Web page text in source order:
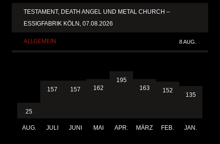
TESTAMENT, DEATH ANGEL UND METAL CHURCH –
ESSIGFABRIK KÖLN, 07.08.2026
ALLGEMEIN 8 AUG.
25
AUG.
157
JULI
157
JUNI
162
MAI
195
APR.
163
MÄRZ
152
FEB.
135
JAN.